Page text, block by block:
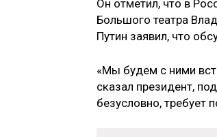
Он отметил, что в
Большого театра
Путин заявил, что
«Мы будем с ними
сказал президент,
безусловно, требует